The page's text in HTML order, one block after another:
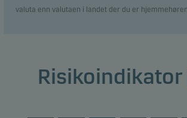
valuta enn valutaen i landet der du er
Risikoindikator